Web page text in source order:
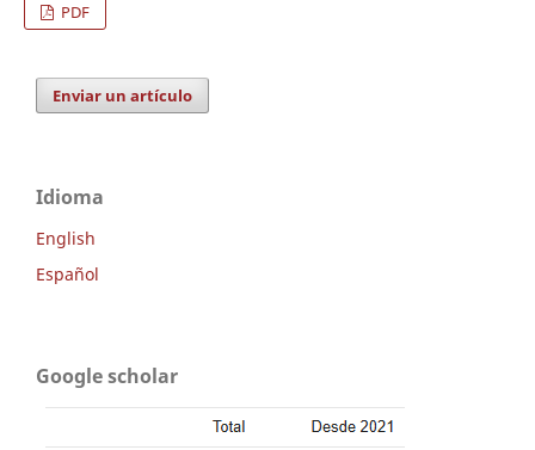
PDF
Enviar un artículo
Idioma
English
Español
Google scholar